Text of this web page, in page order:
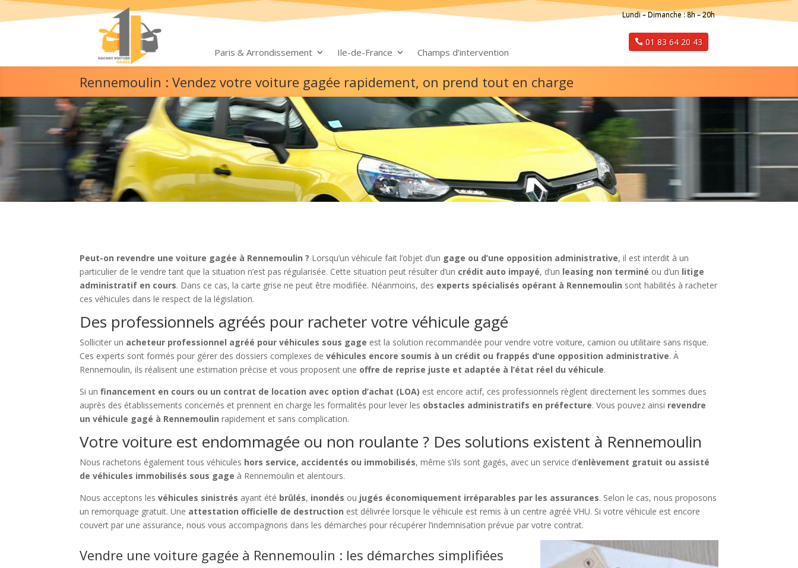
Paris & Arrondissement Ile-de-France Champs d’intervention
Lundi – Dimanche : 8h – 20h
01 83 64 20 43
Rennemoulin : Vendez votre voiture gagée rapidement, on prend tout en charge
Peut-on revendre une voiture gagée à Rennemoulin ? Lorsqu’un véhicule fait l’objet d’un gage ou d’une opposition administrative, il est interdit à un
particulier de le vendre tant que la situation n’est pas régularisée. Cette situation peut résulter d’un crédit auto impayé, d’un leasing non terminé ou d’un litige
administratif en cours. Dans ce cas, la carte grise ne peut être modifiée. Néanmoins, des experts spécialisés opérant à Rennemoulin sont habilités à racheter
ces véhicules dans le respect de la législation.
Des professionnels agréés pour racheter votre véhicule gagé
Solliciter un acheteur professionnel agréé pour véhicules sous gage est la solution recommandée pour vendre votre voiture, camion ou utilitaire sans risque.
Ces experts sont formés pour gérer des dossiers complexes devéhicules encore soumis à un crédit ou frappés d’une opposition administrative. À
Rennemoulin, ils réalisent une estimation précise et vous proposent une offre de reprise juste et adaptée à l’état réel du véhicule.
Si unfinancement en cours ou un contrat de location avec option d’achat (LOA) est encore actif, ces professionnels règlent directement les sommes dues
auprès des établissements concernés et prennent en charge les formalités pour lever les obstacles administratifs en préfecture. Vous pouvez ainsi revendre
un véhicule gagé à Rennemoulin rapidement et sans complication.
Votre voiture est endommagée ou non roulante ? Des solutions existent à Rennemoulin
Nous rachetons également tous véhicules hors service, accidentés ou immobilisés, même s’ils sont gagés, avec un service d’enlèvement gratuit ou assisté
de véhicules immobilisés sous gage à Rennemoulin et alentours.
Nous acceptons lesvéhicules sinistrés ayant été brûlés, inondés ou jugés économiquement irréparables par les assurances. Selon le cas, nous proposons
un remorquage gratuit. Une attestation officielle de destruction est délivrée lorsque le véhicule est remis à un centre agréé VHU. Si votre véhicule est encore
couvert par une assurance, nous vous accompagnons dans les démarches pour récupérer l’indemnisation prévue par votre contrat.
Vendre une voiture gagée à Rennemoulin : les démarches simplifiées